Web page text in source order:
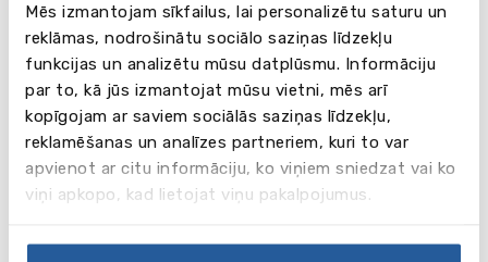
Mēs izmantojam sīkfailus, lai personalizētu saturu un
reklāmas, nodrošinātu sociālo saziņas līdzekļu
funkcijas un analizētu mūsu datplūsmu. Informāciju
par to, kā jūs izmantojat mūsu vietni, mēs arī
kopīgojam ar saviem sociālās saziņas līdzekļu,
reklamēšanas un analīzes partneriem, kuri to var
apvienot ar citu informāciju, ko viņiem sniedzat vai ko
viņi apkopo, kad lietojat viņu pakalpojumus.